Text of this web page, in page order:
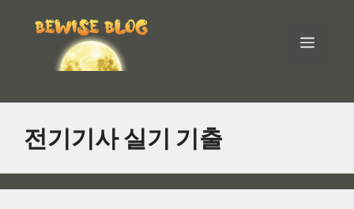
전기기사 실기 기출